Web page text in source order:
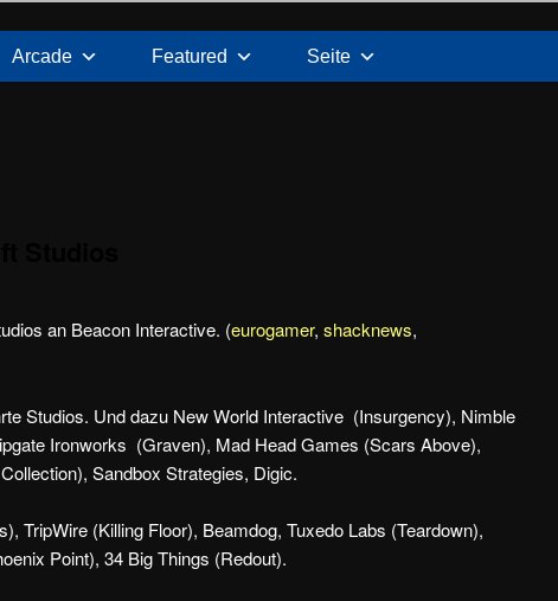
Arcade Featured Seite
an Beacon Interactive. (eurogamer,shacknews,
Studios. Und dazu New World Interactive (Insurgency), Nimble
Ironworks (Graven), Mad Head Games (Scars Above),
Sandbox Strategies, Digic.
TripWire (Killing Floor), Beamdog, Tuxedo Labs (Teardown),
Point), 34 Big Things (Redout).